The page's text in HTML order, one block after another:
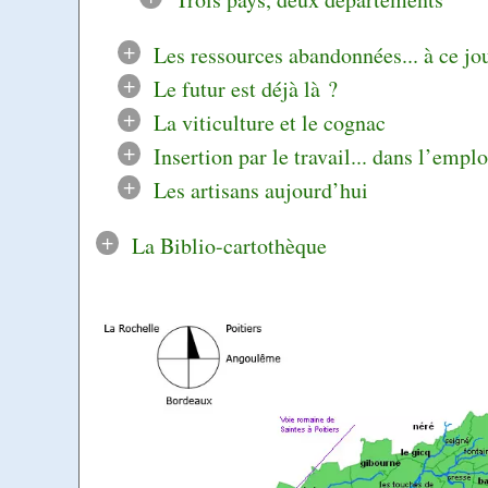
+
Les ressources abandonnées... à ce
+
Le futur est déjà là ?
+
La viticulture et le cognac
+
Insertion par le travail... dans
+
Les artisans aujourd’hui
+
La Biblio-cartothèque